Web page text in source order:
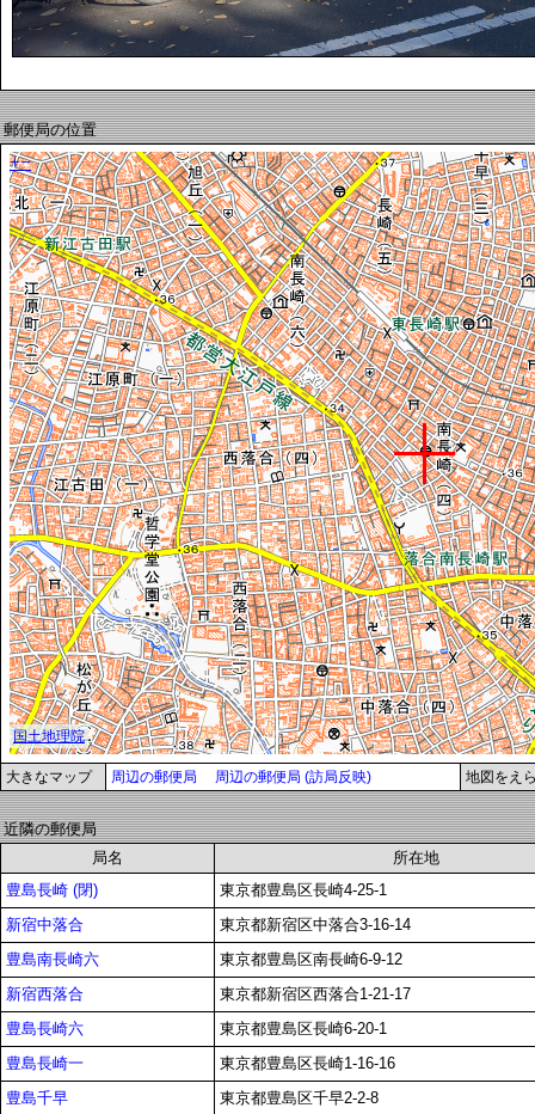
郵便局の位置
大きなマップ 周辺の郵便局 周辺の郵便局 (訪局反映) 地図をえ
近隣の郵便局
局名
所在地
豊島長崎 (閉)
東京都豊島区長崎4-25-1
新宿中落合
東京都新宿区中落合3-16-14
豊島南長崎六
東京都豊島区南長崎6-9-12
新宿西落合
東京都新宿区西落合1-21-17
豊島長崎六
東京都豊島区長崎6-20-1
豊島長崎一
東京都豊島区長崎1-16-16
豊島千早
東京都豊島区千早2-2-8